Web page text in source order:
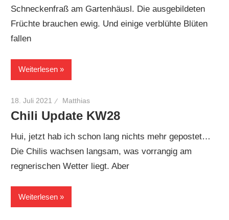
Schneckenfraß am Gartenhäusl. Die ausgebildeten
Früchte brauchen ewig. Und einige verblühte Blüten
fallen
Weiterlesen
18. Juli 2021 Matthias
Chili Update KW28
Hui, jetzt hab ich schon lang nichts mehr gepostet…
Die Chilis wachsen langsam, was vorrangig am
regnerischen Wetter liegt. Aber
Weiterlesen